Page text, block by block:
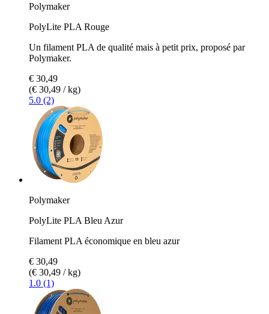
Polymaker
PolyLite PLA Rouge
Un filament PLA de qualité mais à petit prix, proposé par
Polymaker.
€ 30,49
(€ 30,49 / kg)
5.0 (2)
Polymaker
PolyLite PLA Bleu Azur
Filament PLA économique en bleu azur
€ 30,49
(€ 30,49 / kg)
1.0 (1)